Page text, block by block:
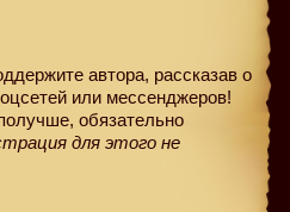
автора, рассказав о
или мессенджеров!
обязательно
для этого не